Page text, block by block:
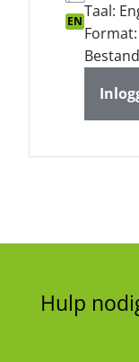
EN
Taal:
Format:
Hulp